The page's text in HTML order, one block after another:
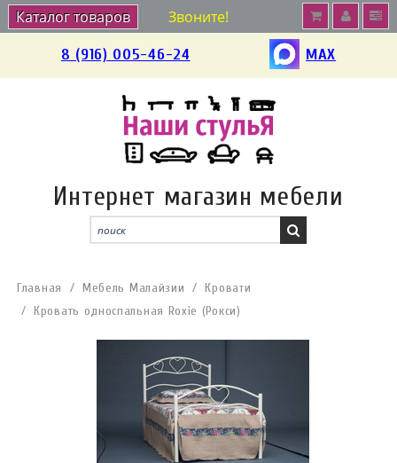
Звоните!
8 (916) 005-46-24 MAX
Интернет магазин мебели
Каталог товаров
Главная Мебель Малайзии
Кровати
Кровать односпальная Roxie (Рокси)